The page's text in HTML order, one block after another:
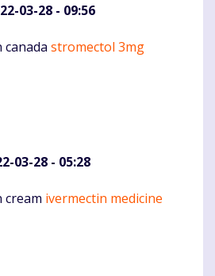
03-28 - 09:56
canada stromectol 3mg
03-28 - 05:28
cream ivermectin medicine